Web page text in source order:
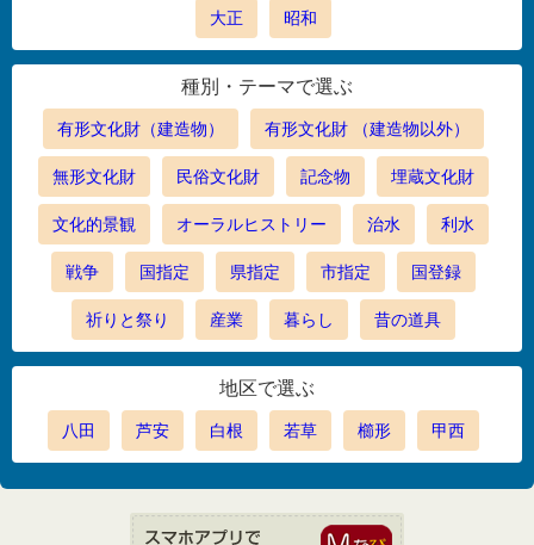
大正 昭和
種別・テーマで選ぶ
有形文化財（建造物） 有形文化財 （建造物以外）
無形文化財 民俗文化財 記念物 埋蔵文化財
文化的景観 オーラルヒストリー 治水 利水
戦争 国指定 県指定 市指定 国登録
祈りと祭り 産業 暮らし 昔の道具
地区で選ぶ
八田 芦安 白根 若草 櫛形 甲西